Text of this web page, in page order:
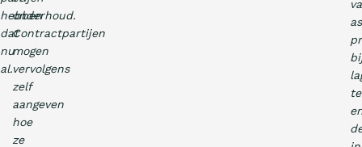
hebben
dat
nu
al.
onderhoud.
Contractpartijen
mogen
vervolgens
zelf
aangeven
hoe
ze